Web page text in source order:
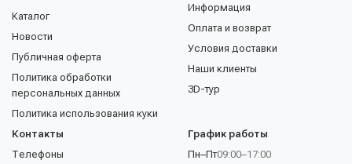
Каталог
Новости
Публичная оферта
Политика обработки
персональных данных
Политика использования куки
Информация
Оплата и возврат
Условия доставки
Наши клиенты
3D-тур
Контакты
Телефоны
График работы
Пн–Пт09:00–17:00